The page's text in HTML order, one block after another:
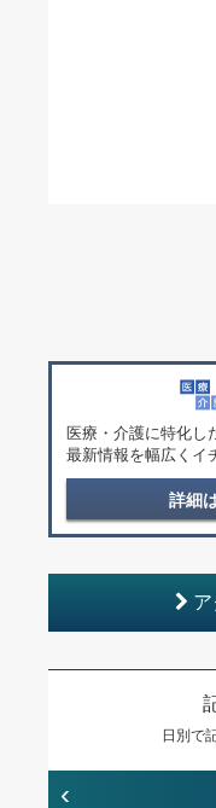
医療・介護に特化し
最新情報を幅広くイ
詳細
日別で
‹